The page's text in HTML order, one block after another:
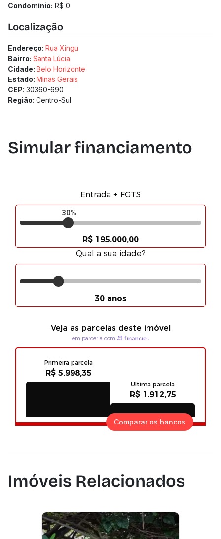
Condomínio: R$ 0
Localização
Endereço: Rua Xingu
Bairro: Santa Lúcia
Cidade: Belo Horizonte
Estado: Minas Gerais
CEP: 30360-690
Região: Centro-Sul
Simular financiamento
Comparar os bancos
Imóveis Relacionados